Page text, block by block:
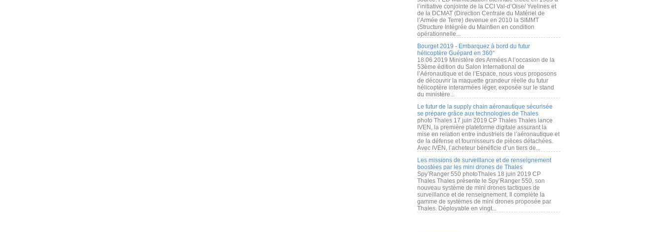
l’initiative conjointe de la CCI Val-d’Oise/ Yvelines et
de la DCMAT (Direction Centrale du Matériel de
l’Armée de Terre) devenue en 2010 la SIMMT
(Structure Intégrée du Maintien en condition
opérationnelle...
Bourget 2019 - Embarquez à bord du futur
hélicoptère Guépard en 360°
18.06.2019 Ministère des Armées A l’occasion de la
53ème édition du Salon International de
l’Aéronautique et de l’Espace, nous vous proposons
de découvrir la maquette grandeur réelle du futur
hélicoptère interarmées léger, exposée sur le stand
du ministère...
Le futur de la supply chain aéronautique sécurisée
se prépare grâce aux technologies de Thales
photo Thales 17 juin 2019 CP Thales Thales lance
IVEN, la première plateforme digitale assurant la
mise en relation entre industriels de l’aéronautique et
de la défense et fournisseurs de pièces détachées.
Avec IVEN, l’acheteur bénéficie d’un tiers de...
Les missions de surveillance et de renseignement
boostées par les mini drones de Thales
Spy’Ranger 550 photoThales 18 juin 2019 CP
Thales Thales présente le Spy’Ranger 550, son
nouveau système de mini drones tactiques de
surveillance et de renseignement. Il complète la
gamme de systèmes de mini drones proposée par
Thales. Déployable en vingt...